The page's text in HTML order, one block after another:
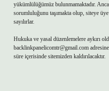
yükümlülüğümüz bulunmamaktadır.
sorumluluğunu taşımakta olup, siteye
sayılırlar.
Hukuka ve yasal düzenlemelere aykırı
backlinkpanelicomtr@gmail.com
süre içerisinde sitemizden kaldırılacaktır.